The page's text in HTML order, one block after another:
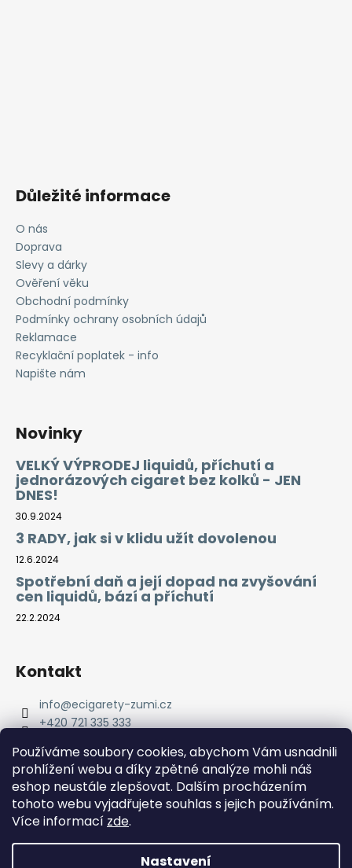
Používáme soubory cookies, abychom Vám usnadnili
prohlížení webu a díky zpětné analýze mohli náš
eshop neustále zlepšovat. Dalším procházením
tohoto webu vyjadřujete souhlas s jejich používáním.
Více informací zde.
Nastavení
Důležité informace
O nás
Doprava
Slevy a dárky
Ověření věku
Obchodní podmínky
Podmínky ochrany osobních údajů
Reklamace
Recyklační poplatek - info
Napište nám
Novinky
VELKÝ VÝPRODEJ liquidů, příchutí a
jednorázových cigaret bez kolků - JEN
DNES!
30.9.2024
3 RADY, jak si v klidu užít dovolenou
12.6.2024
Spotřební daň a její dopad na zvyšování
cen liquidů, bází a příchutí
22.2.2024
Kontakt
info@ecigarety-zumi.cz
+420 721 335 333